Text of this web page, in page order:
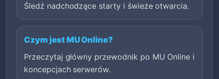
Śledź nadchodzące starty i świeże otwarcia.
Czym jest MU Online?
Przeczytaj główny przewodnik po MU Online i
koncepcjach serwerów.